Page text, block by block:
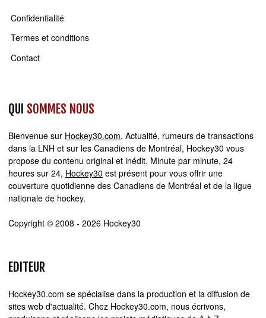
Confidentialité
Termes et conditions
Contact
QUI SOMMES NOUS
Bienvenue sur Hockey30.com. Actualité, rumeurs de transactions
dans la LNH et sur les Canadiens de Montréal, Hockey30 vous
propose du contenu original et inédit. Minute par minute, 24
heures sur 24, Hockey30 est présent pour vous offrir une
couverture quotidienne des Canadiens de Montréal et de la ligue
nationale de hockey.
Copyright © 2008 - 2026 Hockey30
EDITEUR
Hockey30.com se spécialise dans la production et la diffusion de
sites web d'actualité. Chez Hockey30.com, nous écrivons,